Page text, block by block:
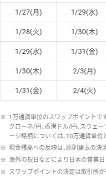
1/27(月) 1/29(水)
1/28(火) 1/30(木)
1/29(水) 1/31(金)
1/30(木) 2/3(月)
1/31(金) 2/4(火)
※ 1万通貨単位のスワップポイントで
クローネ/円、香港ドル/円、スウェ
ージ銘柄については、10万通貨単位
※ 現金残高への反映は、原則建玉の決
※ 海外の祝日などにより日本の営業日
※ スワップポイントの決定は取引所